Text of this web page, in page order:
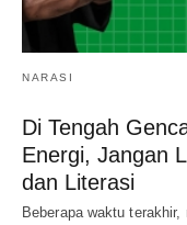
NARASI
Di Tengah
Energi, Jangan
dan Literasi
Beberapa waktu